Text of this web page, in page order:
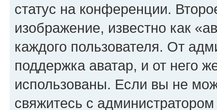
статус на конференции.
изображение, известно как
каждого пользователя. От
поддержка аватар, и от него
использованы. Если вы не
свяжитесь с